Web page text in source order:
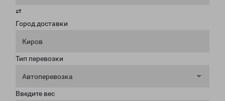
⇄
Город доставки
Киров
Тип перевозки
Автоперевозка
Введите вес